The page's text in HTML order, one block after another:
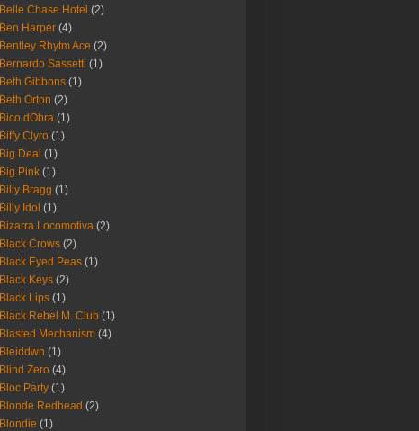
Belle Chase Hotel (2)
Ben Harper (4)
Bentley Rhytm Ace (2)
Bernardo Sassetti (1)
Beth Gibbons (1)
Beth Orton (2)
Bico dObra (1)
Biffy Clyro (1)
Big Deal (1)
Big Pink (1)
Billy Bragg (1)
Billy Idol (1)
Bizarra Locomotiva (2)
Black Crows (2)
Black Eyed Peas (1)
Black Keys (2)
Black Lips (1)
Black Rebel M. Club (1)
Blasted Mechanism (4)
Bleiddwn (1)
Blind Zero (4)
Bloc Party (1)
Blonde Redhead (2)
Blondie (1)